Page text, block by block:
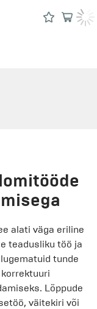
alati väga eriline
teadusliku töö ja
tunde
Lõppude
väitekiri või